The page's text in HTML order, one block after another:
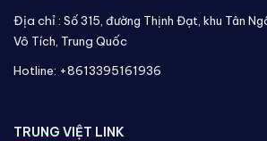
Địa chỉ : Số 315, đường Thịnh Đạt, khu Tân
Vô Tích, Trung Quốc
Hotline: +8613395161936
TRUNG VIỆT LINK